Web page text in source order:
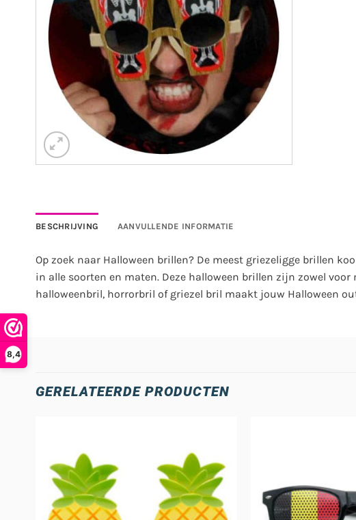
8,4
BESCHRIJVING AANVULLENDE INFORMATIE
Op zoek naar Halloween brillen? De meest griezeligge brillen
in alle soorten en maten. Deze halloween brillen zijn zowel
halloweenbril, horrorbril of griezel bril maakt jouw Halloween
GERELATEERDE PRODUCTEN